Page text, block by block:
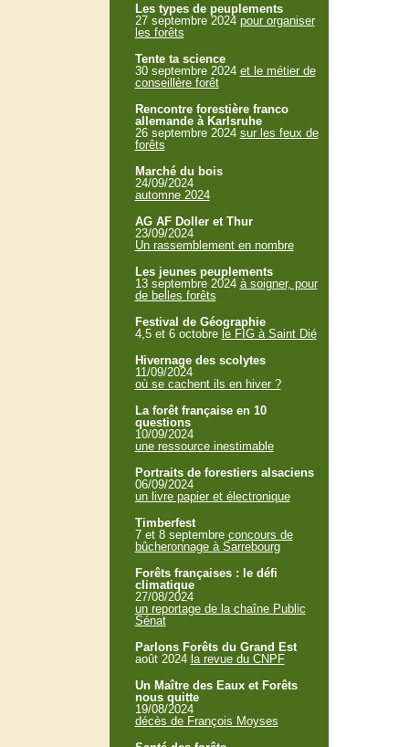
Les types de peuplements
27 septembre 2024 pour organiser
les forêts
Tente ta science
30 septembre 2024 et le métier de
conseillère forêt
Rencontre forestière franco
allemande à Karlsruhe
26 septembre 2024 sur les feux de
forêts
Marché du bois
24/09/2024
automne 2024
AG AF Doller et Thur
23/09/2024
Un rassemblement en nombre
Les jeunes peuplements
13 septembre 2024 à soigner, pour
de belles forêts
Festival de Géographie
4,5 et 6 octobre le FIG à Saint Dié
Hivernage des scolytes
11/09/2024
où se cachent ils en hiver ?
La forêt française en 10
questions
10/09/2024
une ressource inestimable
Portraits de forestiers alsaciens
06/09/2024
un livre papier et électronique
Timberfest
7 et 8 septembre concours de
bûcheronnage à Sarrebourg
Forêts françaises : le défi
climatique
27/08/2024
un reportage de la chaîne Public
Sénat
Parlons Forêts du Grand Est
août 2024 la revue du CNPF
Un Maître des Eaux et Forêts
nous quitte
19/08/2024
décès de François Moyses